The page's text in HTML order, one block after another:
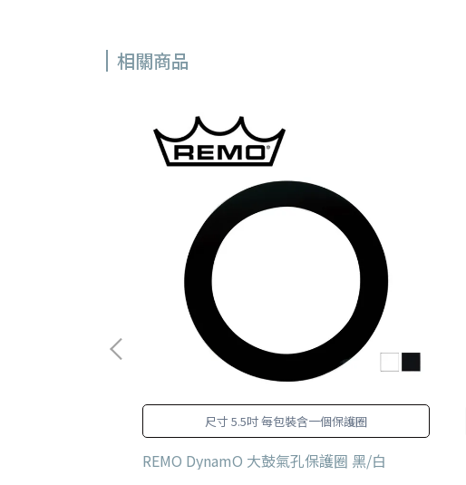
相關商品
尺寸 5.5吋 每包裝含一個保護圈
REMO DynamO 大鼓氣孔保護圈 黑/白